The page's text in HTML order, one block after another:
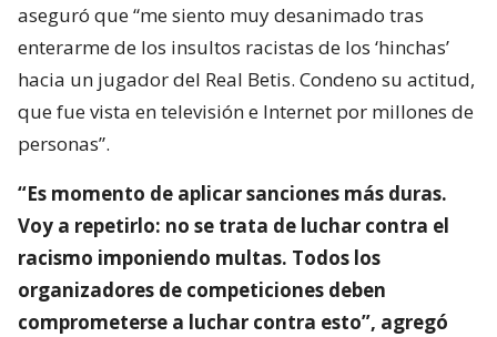
aseguró que “me siento muy desanimado tras
enterarme de los insultos racistas de los ‘hinchas’
hacia un jugador del Real Betis. Condeno su actitud,
que fue vista en televisión e Internet por millones de
personas”.
“Es momento de aplicar sanciones más duras.
Voy a repetirlo: no se trata de luchar contra el
racismo imponiendo multas. Todos los
organizadores de competiciones deben
comprometerse a luchar contra esto”, agregó